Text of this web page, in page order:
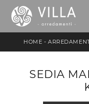
HOME -
SEDIA